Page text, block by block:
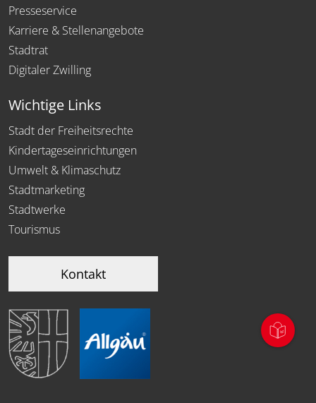
Presseservice
Karriere & Stellenangebote
Stadtrat
Digitaler Zwilling
Wichtige Links
Stadt der Freiheitsrechte
Kindertageseinrichtungen
Umwelt & Klimaschutz
Stadtmarketing
Stadtwerke
Tourismus
Kontakt